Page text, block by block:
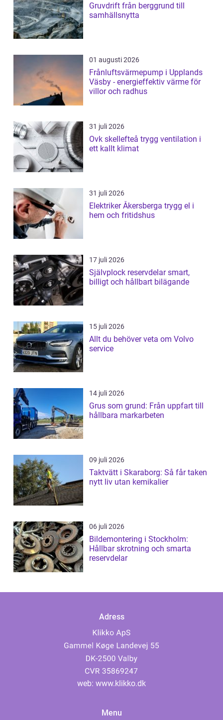
Gruvdrift från berggrund till
samhällsnytta
01 augusti 2026
Frånluftsvärmepump i Upplands
Väsby - energieffektiv värme för
villor och radhus
31 juli 2026
Ovk skellefteå trygg ventilation i
ett kallt klimat
31 juli 2026
Elektriker Åkersberga trygg el i
hem och fritidshus
17 juli 2026
Självplock reservdelar smart,
billigt och hållbart bilägande
15 juli 2026
Allt du behöver veta om Volvo
service
14 juli 2026
Grus som grund: Från uppfart till
hållbara markarbeten
09 juli 2026
Taktvätt i Skaraborg: Så får taken
nytt liv utan kemikalier
06 juli 2026
Bildemontering i Stockholm:
Hållbar skrotning och smarta
reservdelar
Adress
web: www.klikko.dk
Menu